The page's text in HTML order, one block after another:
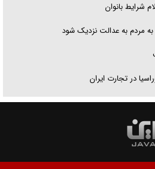
شرایط بانوان
مردم به عدالت نزدیک شود
در تجارت ایران